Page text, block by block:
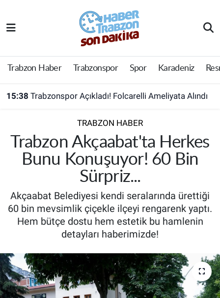
Trabzon Haber Trabzonspor Spor Karadeniz
15:38 Trabzonspor Açıkladı! Folcarelli Ameliyata Alındı
TRABZON HABER
Trabzon Akçaabat'ta Herkes
Bunu Konuşuyor! 60 Bin
Sürpriz...
Akçaabat Belediyesi kendi seralarında ürettiği
60 bin mevsimlik çiçekle ilçeyi rengarenk yaptı.
Hem bütçe dostu hem estetik bu hamlenin
detayları haberimizde!
Trabzon Haber
Trabzonspor
Resmi Reklam
Yazarlar
Trabzon Nöbetçi Eczaneler
Trabzon Hava Durumu
Süper Lig Puan Durumu ve Fikstür
Tüm Manşetler
Son Dakika Haberleri
Haber Arşivi